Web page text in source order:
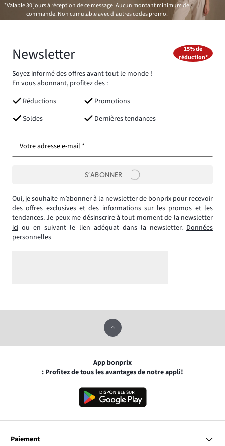
*Valable 30 jours à réception de ce message. Aucun montant minimum de
commande. Non cumulable avec d'autres codes promo.
Newsletter
Soyez informé des offres avant tout le monde !
En vous abonnant, profitez des :
Réductions
Promotions
Soldes
Dernières tendances
15% de
réduction*
Votre adresse e-mail *
S’ABONNER
Oui, je souhaite m’abonner à la newsletter de bonprix pour recevoir
des offres exclusives et des informations sur les promos et les
tendances. Je peux me désinscrire à tout moment de la newsletter
ici ou en suivant le lien adéquat dans la newsletter. Données
personnelles
App bonprix
: Profitez de tous les avantages de notre appli!
Paiement